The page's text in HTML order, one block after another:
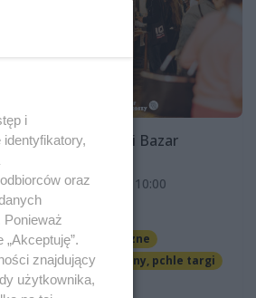
Szczeciński Bazar
9 sierpnia 2026, 10:00
OFF Marina
Imprezy cykliczne
Jarmarki, festyny, pchle targi
Darmowe
i
oraz
znajdujący
użytkownika,